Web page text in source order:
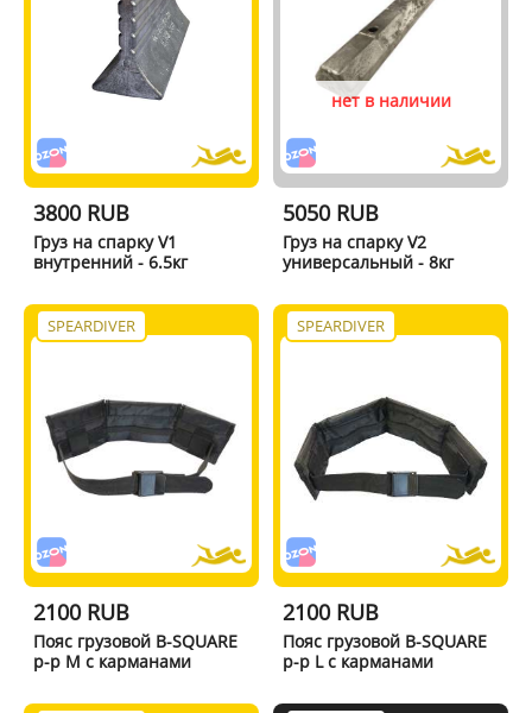
3800 RUB
Груз на спарку V1
внутренний - 6.5кг
нет в наличии
5050 RUB
Груз на спарку V2
универсальный - 8кг
SPEARDIVER
2100 RUB
Пояс грузовой B-SQUARE
р-р M с карманами
SPEARDIVER
2100 RUB
Пояс грузовой B-SQUARE
р-р L с карманами